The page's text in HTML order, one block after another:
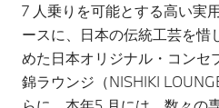
7 人乗りを可能とする高い実
ースに、日本の伝統工芸を惜
めた日本オリジナル・コンセ
錦ラウンジ（NISHIKI